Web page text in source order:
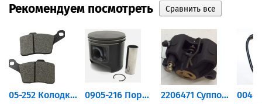
Рекомендуем посмотреть
05-252 Колодки тормозные... 0905-216 Поршень Arctic Cat... 2206471 Суппорт тормозной...